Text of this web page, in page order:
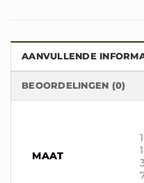
AANVULLENDE
BEOORDELINGEN (0)
MAAT